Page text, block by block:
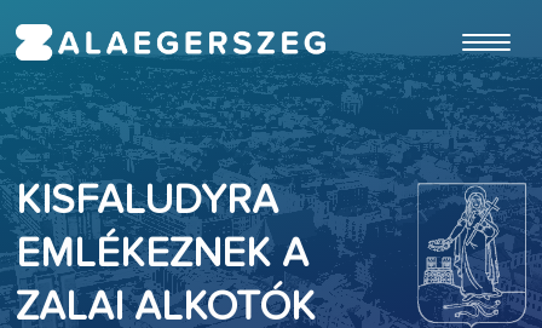
KISFALUDYRA
EMLÉKEZNEK A
ZALAI ALKOTÓK